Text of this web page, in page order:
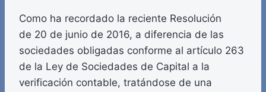
Como ha recordado la reciente Resolución
de 20 de junio de 2016, a diferencia de las
sociedades obligadas conforme al artículo 263
de la Ley de Sociedades de Capital a la
verificación contable, tratándose de una